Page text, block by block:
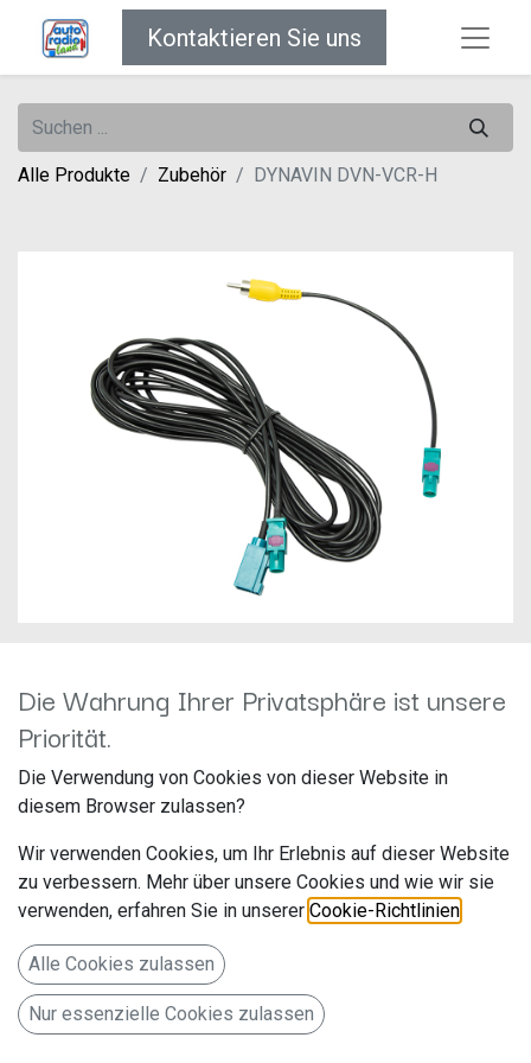
Kontaktieren Sie uns
Alle Produkte Zubehör DYNAVIN DVN-VCR-H
DYNAVIN DVN-VCR-H
Hersteller: Dynavin
Artikelnummer: DVN-VCR-H
Originalkameraadapter mit Lenkeinschlagslinien
35,00€ Alle Preise inkl. MwSt.
Die Wahrung Ihrer Privatsphäre ist unsere
Priorität.
Die Verwendung von Cookies von dieser Website in
diesem Browser zulassen?
Wir verwenden Cookies, um Ihr Erlebnis auf dieser Website
zu verbessern. Mehr über unsere Cookies und wie wir sie
verwenden, erfahren Sie in unserer Cookie-Richtlinien
Alle Cookies zulassen
Nur essenzielle Cookies zulassen